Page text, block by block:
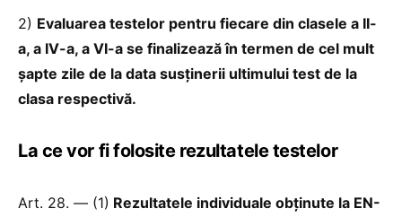
2) Evaluarea testelor pentru fiecare din clasele a II-
a, a IV-a, a VI-a se finalizează în termen de cel mult
șapte zile de la data susținerii ultimului test de la
clasa respectivă.
La ce vor fi folosite rezultatele testelor
Art. 28. — (1) Rezultatele individuale obținute la EN-